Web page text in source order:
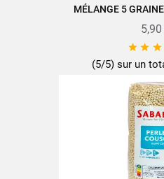
MÉLANGE 5
5,90
  
(5/5) sur un